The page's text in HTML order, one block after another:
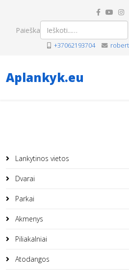
Paieška
+37062193704
Aplankyk.eu
Lankytinos vietos
Dvarai
Parkai
Akmenys
Piliakalniai
Atodangos